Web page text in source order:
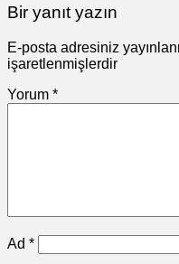
Bir yanıt yazın
E-posta adresiniz
işaretlenmişlerdir
Yorum *
Ad *